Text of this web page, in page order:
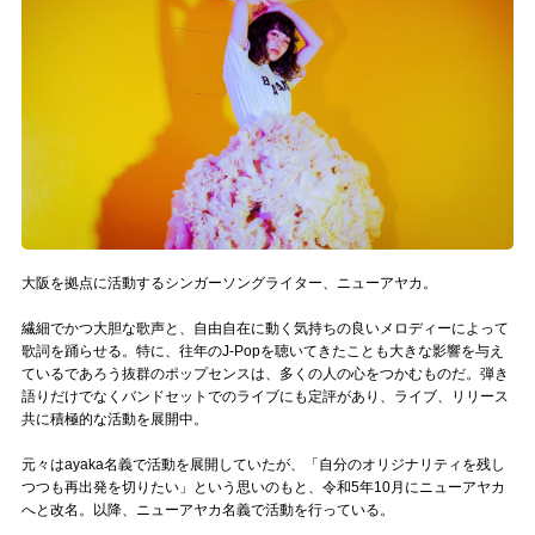
muevoクラウドファンディング
muevoコミュニティ
ぶいクラ！by muevo
ぶいコミュ！by muevo
ぶいマガ！ by muevo
Follow us
Official SNS
大阪を拠点に活動するシンガーソングライター、ニューアヤカ。
繊細でかつ大胆な歌声と、自由自在に動く気持ちの良いメロディーによって
歌詞を踊らせる。特に、往年のJ-Popを聴いてきたことも大きな影響を与え
ているであろう抜群のポップセンスは、多くの人の心をつかむものだ。弾き
語りだけでなくバンドセットでのライブにも定評があり、ライブ、リリース
共に積極的な活動を展開中。
元々はayaka名義で活動を展開していたが、「自分のオリジナリティを残し
つつも再出発を切りたい」という思いのもと、令和5年10月にニューアヤカ
へと改名。以降、ニューアヤカ名義で活動を行っている。